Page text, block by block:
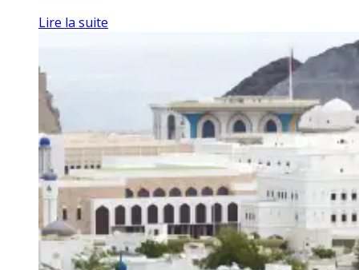
Lire la suite